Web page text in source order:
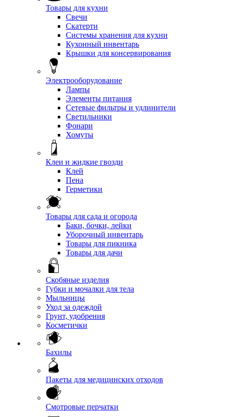
Товары для кухни
Свечи
Скатерти
Системы хранения для кухни
Кухонный инвентарь
Крышки для консервирования
Электрооборудование
Лампы
Элементы питания
Сетевые фильтры и удлинители
Светильники
Фонари
Хомуты
Клеи и жидкие гвозди
Клей
Пена
Герметики
Товары для сада и огорода
Баки, бочки, лейки
Уборочный инвентарь
Товары для пикника
Товары для дачи
Скобяные изделия
Губки и мочалки для тела
Мыльницы
Уход за одеждой
Грунт, удобрения
Косметички
Бахилы
Пакеты для медицинских отходов
Смотровые перчатки